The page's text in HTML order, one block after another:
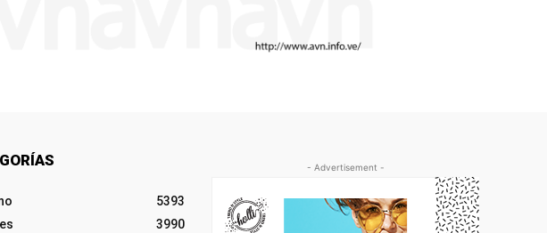
5393
3990
- Advertisement -